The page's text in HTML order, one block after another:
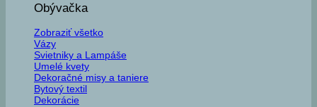
Obývačka
Zobraziť všetko
Vázy
Svietniky a Lampáše
Umelé kvety
Dekoračné misy a taniere
Bytový textil
Dekorácie